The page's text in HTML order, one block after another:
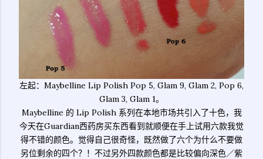
左起：Maybelline Lip Polish Pop 5, Glam 9, Glam 2, Pop 6,
Glam 3, Glam 1。
Maybelline 的 Lip Polish 系列在本地市场共引入了十色，我
今天在Guardian西药房买东西看到就顺便在手上试用六款我觉
得不错的颜色。觉得自己很奇怪，既然做了六个为什么不要做
另位剩余的四个？！不过另外四款颜色都是比较偏向深色／紫